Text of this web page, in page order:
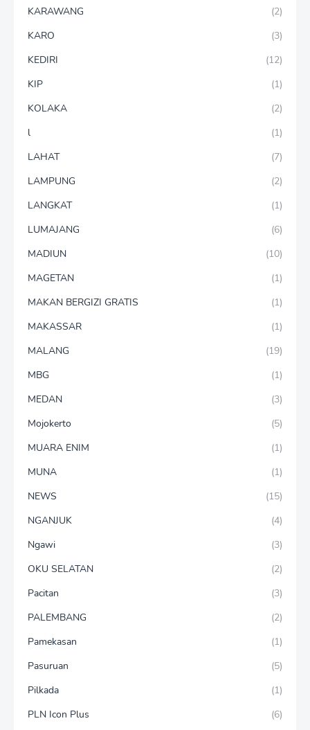
KARAWANG
(2)
KARO
(3)
KEDIRI
(12)
KIP
(1)
KOLAKA
(2)
l
(1)
LAHAT
(7)
LAMPUNG
(2)
LANGKAT
(1)
LUMAJANG
(6)
MADIUN
(10)
MAGETAN
(1)
MAKAN BERGIZI GRATIS
(1)
MAKASSAR
(1)
MALANG
(19)
MBG
(1)
MEDAN
(3)
Mojokerto
(5)
MUARA ENIM
(1)
MUNA
(1)
NEWS
(15)
NGANJUK
(4)
Ngawi
(3)
OKU SELATAN
(2)
Pacitan
(3)
PALEMBANG
(2)
Pamekasan
(1)
Pasuruan
(5)
Pilkada
(1)
PLN Icon Plus
(6)